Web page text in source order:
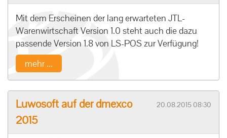
Mit dem Erscheinen der lang erwarteten JTL-
Warenwirtschaft Version 1.0 steht auch die dazu
passende Version 1.8 von LS-POS zur Verfügung!
mehr ...
Luwosoft auf der dmexco
2015
20.08.2015 08:30